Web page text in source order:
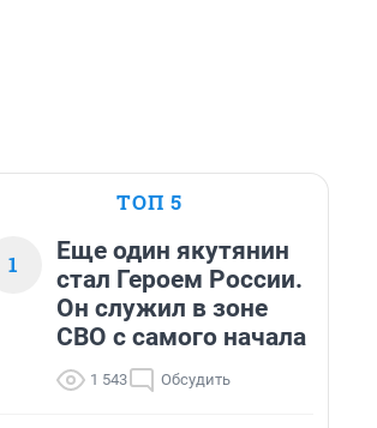
ТОП 5
1
Еще один якутянин
стал Героем России.
Он служил в зоне
СВО с самого начала
1 543 Обсудить